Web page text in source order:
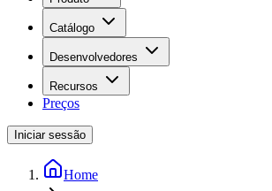
Catálogo
Desenvolvedores
Recursos
Preços
Iniciar sessão
Home